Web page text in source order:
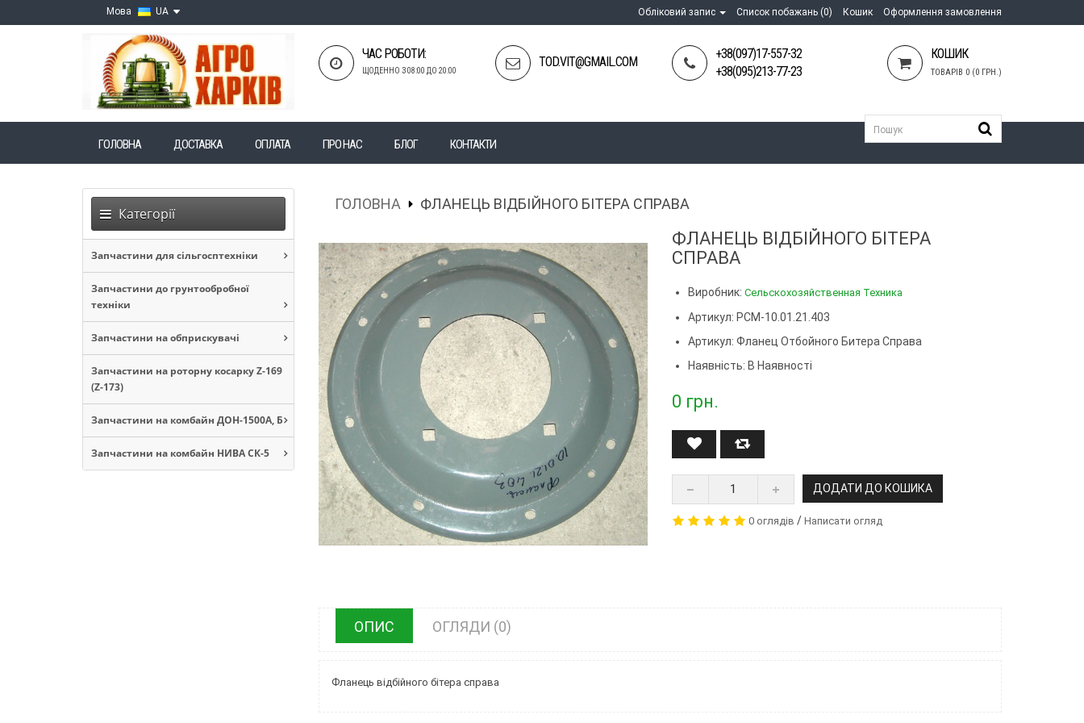
Мова UA Обліковий запис Список побажань (0) Кошик Оформлення замовлення
ЧАС РОБОТИ:
ЩОДЕННО З 08:00 ДО 20:00
TOD.VIT@GMAIL.COM
+38(097)17-557-32
+38(095)213-77-23
КОШИК
ТОВАРІВ 0 (0 ГРН.)
ГОЛОВНА ДОСТАВКА ОПЛАТА ПРО НАС БЛОГ КОНТАКТИ
Категорії
Запчастини для сільгосптехніки
Запчастини до грунтообробної
техніки
Запчастини на обприскувачі
Запчастини на роторну косарку Z-169
(Z-173)
Запчастини на комбайн ДОН-1500А, Б
Запчастини на комбайн НИВА СК-5
ГОЛОВНА ФЛАНЕЦЬ ВІДБІЙНОГО БІТЕРА СПРАВА
ФЛАНЕЦЬ ВІДБІЙНОГО БІТЕРА
СПРАВА
Виробник:Сельскохозяйственная Техника
Артикул: РСМ-10.01.21.403
Артикул:Фланец Отбойного Битера Справа
Наявність: В Наявності
0 грн.
ДОДАТИ ДО КОШИКА
0 оглядів /Написати огляд
ОПИС ОГЛЯДИ (0)
Фланець відбійного бітера справа